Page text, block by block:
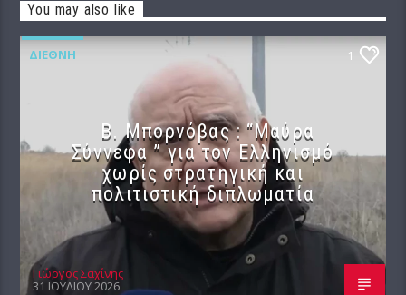
You may also like
ΔΙΕΘΝΉ 1
B. Μπορνόβας : “Μαύρα
Σύννεφα ” για τον Ελληνισμό
χωρίς στρατηγική και
πολιτιστική διπλωματία
Γιώργος Σαχίνης
31 ΙΟΥΛΊΟΥ 2026